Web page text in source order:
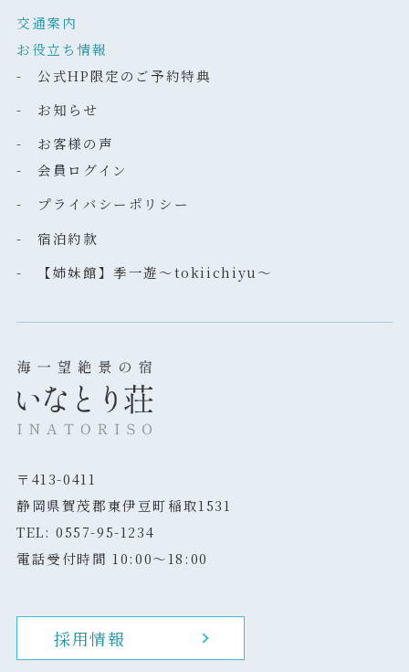
交通案内
お役立ち情報
- 公式HP限定のご予約特典
- お知らせ
- お客様の声
- 会員ログイン
- プライバシーポリシー
- 宿泊約款
- 【姉妹館】季一遊～tokiichiyu～
〒413-0411
静岡県賀茂郡東伊豆町稲取1531
TEL: 0557-95-1234
電話受付時間 10:00～18:00
採用情報